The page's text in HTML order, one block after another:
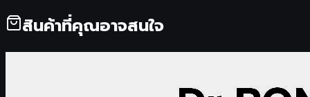
สินค้าที่คุณอาจสนใจ